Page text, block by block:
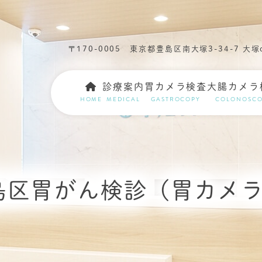
〒170-0005 東京都豊島区南大塚3-34-7 大
HOME
診療案内
MEDICAL
胃カメラ検査
GASTROCOPY
大腸カメラ
区胃がん検診（胃カメ